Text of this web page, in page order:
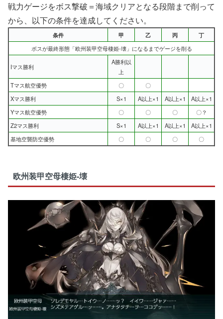
戦力ゲージをボス撃破＝海域クリアとなる段階まで削って
から、以下の条件を達成してください。
条件 甲 乙 丙
丁
ボスが最終形態「欧州装甲空母棲姫-壊」になるまでゲージを削る
Iマス勝利
A勝利以
上
Tマス航空優勢
〇
〇
Xマス勝利
S×1 A以上×1 A以上×1
A以上×1
Yマス航空優勢
〇 〇 〇
〇？
Z2マス勝利
S×1 A以上×1 A以上×1
A以上×1
基地空襲防空優勢
〇 〇 〇 〇
欧州装甲空母棲姫-壊